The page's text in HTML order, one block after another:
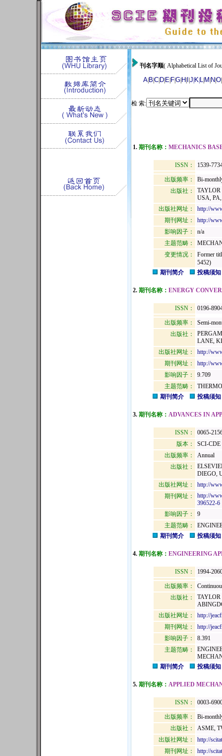
刊名字顺( Alphabetical List of
A|BC|D|E|F|G|HI JK|L|M NO|
检 索:
1. 期刊名称： MECHANICS
ISSN： 1539-
出版频率：
Bi-
出版社：
TAYLOR
USA, PA,
出版社网址：
http://
期刊网址：
http://
影响因子：
n/a
主题范畴：
变更情况：
Former
5452)
期刊简介
投稿须知
2. 期刊名称： ENERGY
ISSN： 0196-
出版频率：
Semi-
出版社：
LANE,
出版社网址：
http://
期刊网址：
http://
影响因子：
9.709
主题范畴：
期刊简介
投稿须知
3. 期刊名称： ADVANCES IN
ISSN：
0065-
版本：
SCI-CDE
出版频率：
Annual
出版社：
DIEGO,
出版社网址：
http://
期刊网址：
http://
396522-6
影响因子：
9
主题范畴：
期刊简介
投稿须知
4. 期刊名称： ENGINEERING
ISSN： 1994-
出版频率：
出版社：
TAYLOR
出版社网址：
http://
期刊网址：
http://
影响因子：
8.391
主题范畴：
期刊简介
投稿须知
5. 期刊名称： APPLIED
ISSN： 0003-
出版频率：
Bi-
出版社：
ASME,
出版社网址：
http://
期刊网址：
http://